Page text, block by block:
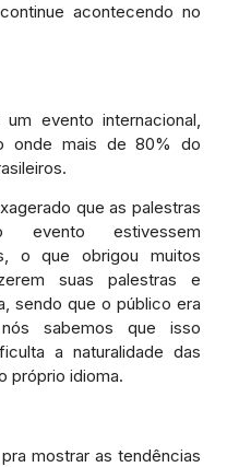
acontecendo no
evento internacional,
onde mais de 80% do
que as palestras
estivessem
o que obrigou muitos
suas palestras e
sendo que o público era
sabemos que isso
a naturalidade das
próprio idioma.
mostrar as tendências